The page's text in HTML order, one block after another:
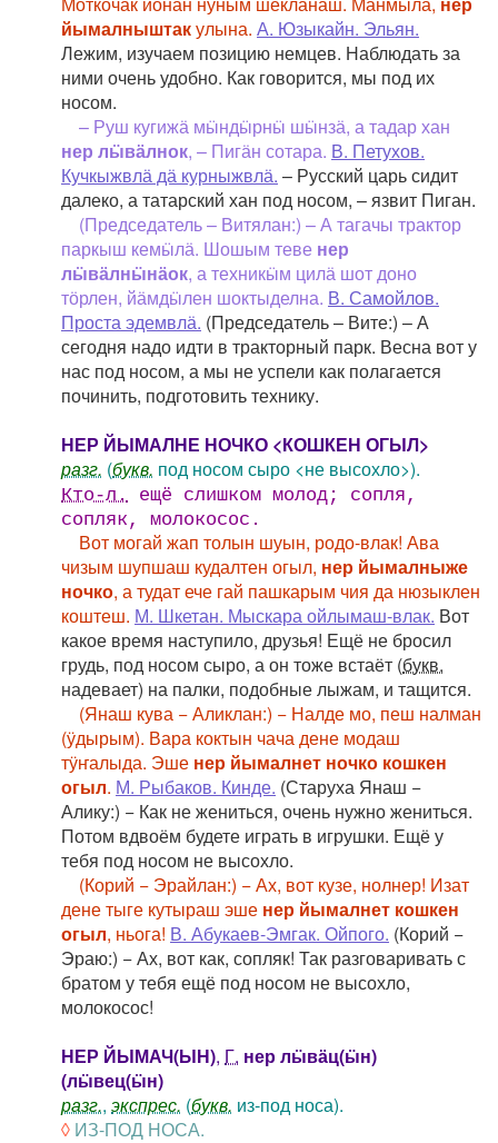
йымалныштакулына. А. Юзыкайн. Эльян.
Лежим, изучаем позицию немцев. Наблюдать за
ними очень удобно. Как говорится, мы под их
носом.
– Руш кугижӓ мӹндӹрнӹ шӹнзӓ, а тадар хан
нер лӹвӓлнок, – Пигӓн сотара. В. Петухов.
Кучкыжвлӓ дӓ курныжвлӓ. – Русский царь сидит
далеко, а татарский хан под носом, – язвит Пиган.
(Председатель – Витялан:) – А тагачы трактор
паркыш кемӹлӓ. Шошым теве нер
лӹвӓлнӹнӓок, а техникӹм цилӓ шот доно
тӧрлен, йӓмдӹлен шоктыделна. В. Самойлов.
Проста эдемвлӓ. (Председатель – Вите:) – А
сегодня надо идти в тракторный парк. Весна вот у
нас под носом, а мы не успели как полагается
починить, подготовить технику.
НЕР ЙЫМАЛНЕ НОЧКО <КОШКЕН ОГЫЛ>
разг. (букв. под носом сыро <не высохло>).
Кто-л. ещё слишком молод; сопля,
сопляк, молокосос.
Вот могай жап толын шуын, родо-влак! Ава
чизым шупшаш кудалтен огыл, нер йымалныже
ночко, а тудат ече гай пашкарым чия да нюзыклен
коштеш. М. Шкетан. Мыскара ойлымаш-влак. Вот
какое время наступило, друзья! Ещё не бросил
грудь, под носом сыро, а он тоже встаёт (букв.
надевает) на палки, подобные лыжам, и тащится.
(Янаш кува − Аликлан:) − Налде мо, пеш налман
(ӱдырым). Вара коктын чача дене модаш
тӱҥалыда. Эше нер йымалнет ночко кошкен
огыл. М. Рыбаков. Кинде. (Старуха Янаш −
Алику:) − Как не жениться, очень нужно жениться.
Потом вдвоём будете играть в игрушки. Ещё у
тебя под носом не высохло.
(Корий − Эрайлан:) − Ах, вот кузе, нолнер! Изат
дене тыге кутыраш эше нер йымалнет кошкен
огыл, ньога! В. Абукаев-Эмгак. Ойпого. (Корий −
Эраю:) − Ах, вот как, сопляк! Так разговаривать с
братом у тебя ещё под носом не высохло,
молокосос!
НЕР ЙЫМАЧ(ЫН), Г. нер лӹвӓц(ӹн)
(лӹвец(ӹн)
разг., экспрес. (букв. из-под носа).
◊ ИЗ-ПОД НОСА.